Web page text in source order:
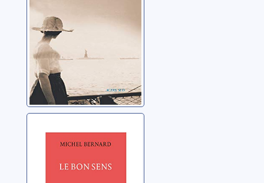
Bernard, Michel